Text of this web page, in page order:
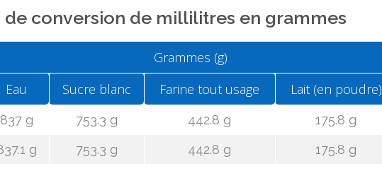
de conversion de millilitres en grammes
Grammes (g)
Eau
Sucre blanc Farine tout usage Lait (en poudre)
837 g 753.3 g 442.8 g
175.8 g
g 753.3 g 442.8 g
175.8 g